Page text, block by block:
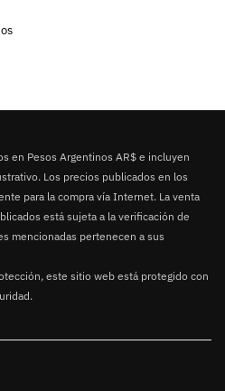
en Pesos Argentinos AR$ e incluyen
Los precios publicados en los
para la compra vía Internet. La venta
está sujeta a la verificación de
mencionadas pertenecen a sus
este sitio web está protegido con